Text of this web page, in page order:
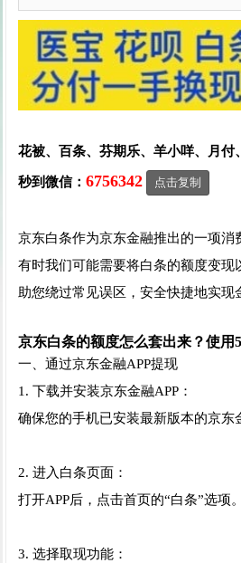
花被、百条、芬期乐、羊小咩、月付
秒到微信： 6756342 点击复制
京东白条作为京东金融推出的一项消
有时我们可能需要将白条的额度变
助您绕过常见误区，安全快捷地实现
京东白条的额度怎么套出来？使用
一、通过京东金融APP提现
1. 下载并安装京东金融APP：
确保您的手机已安装最新版本的京东
2. 进入白条页面：
打开APP后，点击首页的“白条”选项。
3. 选择取现功能：